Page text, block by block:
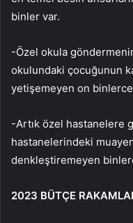
binler var.
-Özel okula
okulundaki çocuğunun
yetişemeyen on
-Artık özel hastanelere
hastanelerindeki
denkleştiremeyen
2023 BÜTÇE